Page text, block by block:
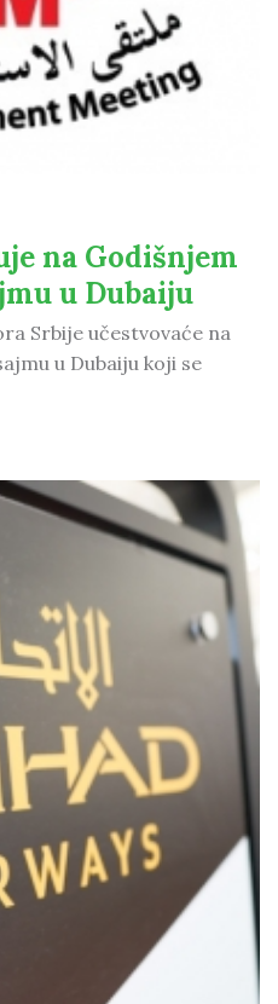
na Godišnjem
u Dubaiju
Srbije učestvovaće na
u Dubaiju koji se